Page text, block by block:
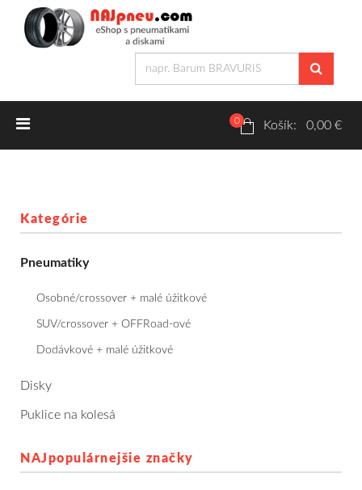
Letné pneumatiky
Dodávkové + malé úžitkové
Osobné/crossover + malé úžitkové
SUV/crossover + OFFRoad-ové
Dodávkové + malé úžitkové
Osobné/crossover + malé úžitkové
0 Košík: 0,00 €
Kategórie
Pneumatiky
Osobné/crossover + malé úžitkové
SUV/crossover + OFFRoad-ové
Dodávkové + malé úžitkové
Disky
Puklice na kolesá
NAJpopulárnejšie značky